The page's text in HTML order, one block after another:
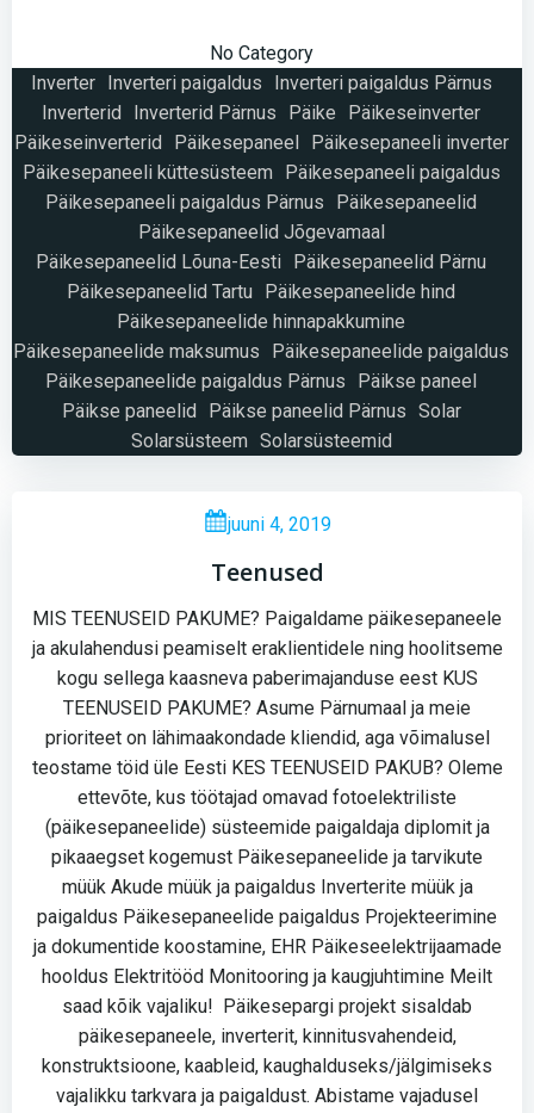
No Category
Inverter
Inverteri paigaldus
Inverteri paigaldus Pärnus
Inverterid
Inverterid Pärnus Päike
Päikeseinverter
Päikeseinverterid
Päikesepaneel
Päikesepaneeli inverter
Päikesepaneeli küttesüsteem
Päikesepaneeli paigaldus
Päikesepaneeli paigaldus Pärnus
Päikesepaneelid
Päikesepaneelid Jõgevamaal
Päikesepaneelid Lõuna-Eesti Päikesepaneelid Pärnu
Päikesepaneelid Tartu
Päikesepaneelide hind
Päikesepaneelide hinnapakkumine
Päikesepaneelide maksumus
Päikesepaneelide paigaldus
Päikesepaneelide paigaldus Pärnus
Päikse paneel
Päikse paneelid
Päikse paneelid Pärnus Solar
Solarsüsteem Solarsüsteemid
juuni 4, 2019
Teenused
MIS TEENUSEID PAKUME? Paigaldame päikesepaneele
ja akulahendusi peamiselt eraklientidele ning hoolitseme
kogu sellega kaasneva paberimajanduse eest KUS
TEENUSEID PAKUME? Asume Pärnumaal ja meie
prioriteet on lähimaakondade kliendid, aga võimalusel
teostame töid üle Eesti KES TEENUSEID PAKUB? Oleme
ettevõte, kus töötajad omavad fotoelektriliste
(päikesepaneelide) süsteemide paigaldaja diplomit ja
pikaaegset kogemust Päikesepaneelide ja tarvikute
müük Akude müük ja paigaldus Inverterite müük ja
paigaldus Päikesepaneelide paigaldus Projekteerimine
ja dokumentide koostamine, EHR Päikeseelektrijaamade
hooldus Elektritööd Monitooring ja kaugjuhtimine Meilt
saad kõik vajaliku! Päikesepargi projekt sisaldab
päikesepaneele, inverterit, kinnitusvahendeid,
konstruktsioone, kaableid, kaughalduseks/jälgimiseks
vajalikku tarkvara ja paigaldust. Abistame vajadusel